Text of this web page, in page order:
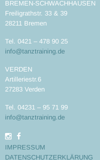
BREMEN-SCHWACHHAUSEN
Freiligrathstr. 33 & 39
28211 Bremen
Tel. 0421 – 478 90 25
info@tanztraining.de
VERDEN
Artilleriestr.6
27283 Verden
Tel. 04231 – 95 71 99
info@tanztraining.de
IMPRESSUM
DATENSCHUTZERKLÄRUNG